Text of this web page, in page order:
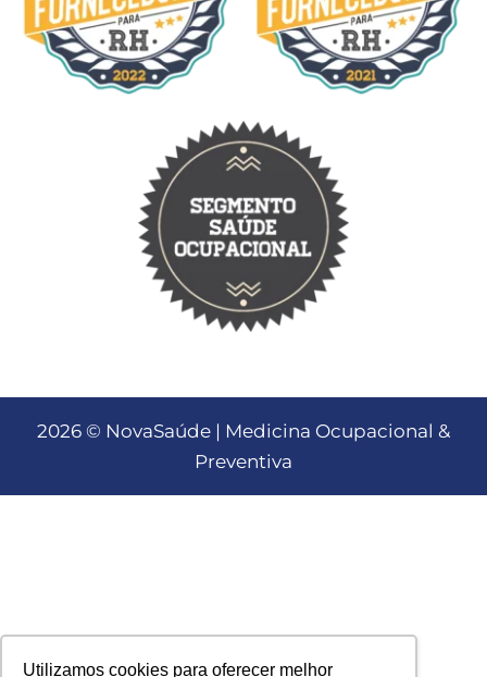
Utilizamos cookies para oferecer melhor
2026 © NovaSaúde | Medicina Ocupacional &
Preventiva